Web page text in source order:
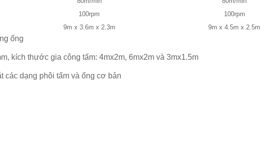
100rpm 100rpm
9m x 3.6m x 2.3m 9m x 4.5m x 2.5m
ống
kích thước gia công tấm: 4mx2m, 6mx2m và 3mx1.5m
các dạng phôi tấm và ống cơ bản